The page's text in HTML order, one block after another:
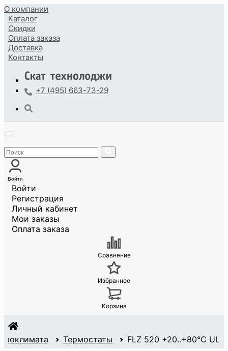
О компании
Каталог
Скидки
Оплата заказа
Доставка
Контакты
+7 (495) 663-73-29
Войти
Войти
Регистрация
Личный кабинет
Мои заказы
Оплата заказа
Сравнение
Избранное
Корзина
Термостаты FLZ 520 +20..+80°C UL